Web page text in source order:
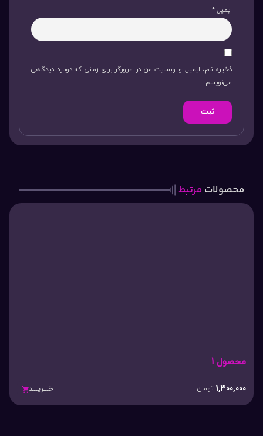
ایمیل*
ذخیره نام، ایمیل و وبسایت من در مرورگر برای زمانی که دوباره دیدگاهی
می‌نویسم.
محصولات مرتبط
محصول 1
1,300,000 تومان خـــریـــد